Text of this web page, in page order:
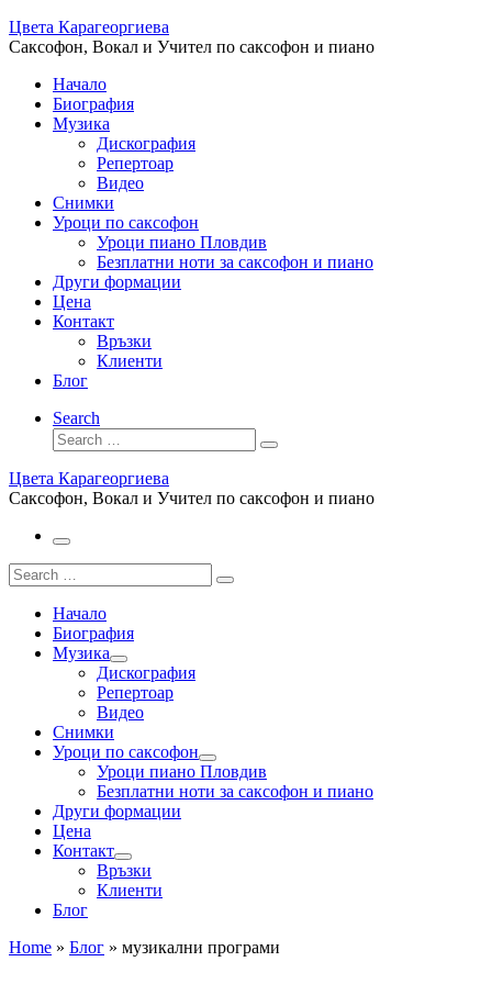
Skip
to
Цвета Карагеоргиева
Саксофон, Вокал и Учител по саксофон и пиано
Начало
Биография
Музика
Дискография
Репертоар
Видео
Снимки
Уроци по саксофон
Уроци пиано Пловдив
Безплатни ноти за саксофон и пиано
Други формации
Цена
Контакт
Връзки
Клиенти
Блог
Search
Search
Search
Цвета Карагеоргиева
Саксофон, Вокал и Учител по саксофон и пиано
Menu
Search
Search
Начало
Биография
Музика
Дискография
Репертоар
Видео
Снимки
Уроци по саксофон
Уроци пиано Пловдив
Безплатни ноти за саксофон и пиано
Други формации
Цена
Контакт
Връзки
Клиенти
Блог
Home » Блог » музикални програми